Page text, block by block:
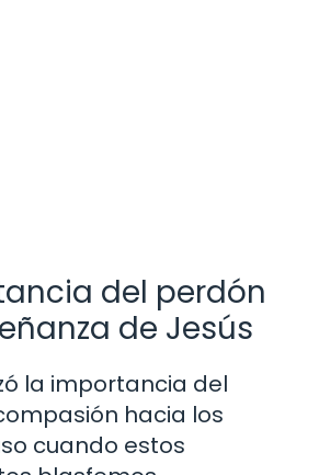
del perdón
de Jesús
la importancia del
hacia los
cuando estos